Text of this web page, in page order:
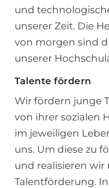
und
unserer Zeit. Die
von morgen sind
unserer
Talente fördern
Wir fördern junge
von ihrer sozialen
im jeweiligen
uns. Um diese zu
und realisieren wir
Talentförderung.